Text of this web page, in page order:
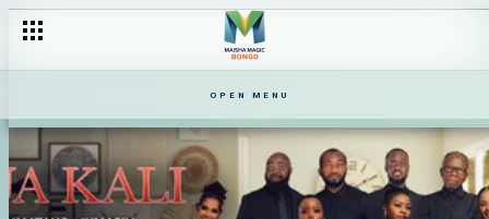
OPEN MENU